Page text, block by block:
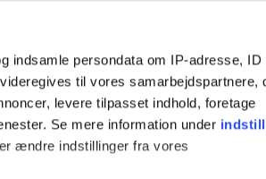
indsamle persondata om IP-adresse, ID
til vores samarbejdspartnere,
levere tilpasset indhold, foretage
Se mere information under
ændre indstillinger fra vores